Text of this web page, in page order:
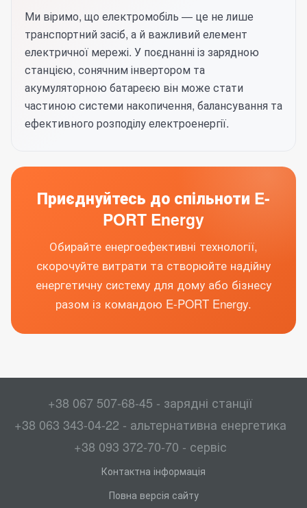
Ми віримо, що електромобіль — це не лише
транспортний засіб, а й важливий елемент
електричної мережі. У поєднанні із зарядною
станцією, сонячним інвертором та
акумуляторною батареєю він може стати
частиною системи накопичення, балансування та
ефективного розподілу електроенергії.
Приєднуйтесь до спільноти E-
PORT Energy
Обирайте енергоефективні технології,
скорочуйте витрати та створюйте надійну
енергетичну систему для дому або бізнесу
разом із командою E-PORT Energy.
+38 067 507-68-45 - зарядні станції
+38 063 343-04-22 - альтернативна енергетика
+38 093 372-70-70 - сервіс
Контактна інформація
Повна версія сайту